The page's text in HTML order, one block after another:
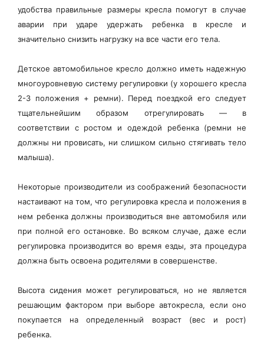
удобства правильные размеры кресла помогут в случае
аварии при ударе удержать ребенка в кресле и
значительно снизить нагрузку на все части его тела.
Детское автомобильное кресло должно иметь надежную
многоуровневую систему регулировки (у хорошего кресла
2-3 положения + ремни). Перед поездкой его следует
тщательнейшим образом отрегулировать — в
соответствии с ростом и одеждой ребенка (ремни не
должны ни провисать, ни слишком сильно стягивать тело
малыша).
Некоторые производители из соображений безопасности
настаивают на том, что регулировка кресла и положения в
нем ребенка должны производиться вне автомобиля или
при полной его остановке. Во всяком случае, даже если
регулировка производится во время езды, эта процедура
должна быть освоена родителями в совершенстве.
Высота сидения может регулироваться, но не является
решающим фактором при выборе автокресла, если оно
покупается на определенный возраст (вес и рост)
ребенка.